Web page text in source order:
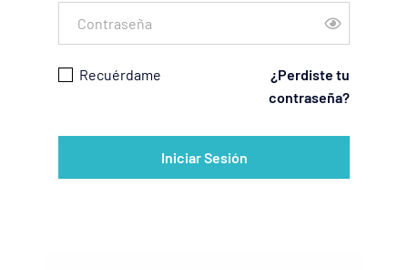
¿Perdiste tu
contraseña?
Recuérdame